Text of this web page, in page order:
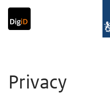
Ga direct naar inhoud
Ga direct naar navigatie
Ga direct naar zoeken
Terug naar home
Privacy